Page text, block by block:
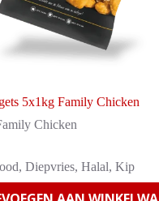
5x1kg Family Chicken
Chicken
, Diepvries, Halal, Kip